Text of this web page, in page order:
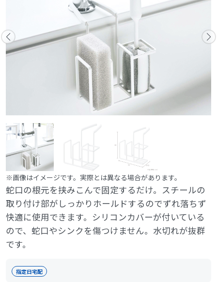
※画像はイメージです。実際とは異なる場合があります。
蛇口の根元を挟みこんで固定するだけ。スチールの
取り付け部がしっかりホールドするのでずれ落ちず
快適に使用できます。シリコンカバーが付いている
ので、蛇口やシンクを傷つけません。水切れが抜群
です。
指定日宅配